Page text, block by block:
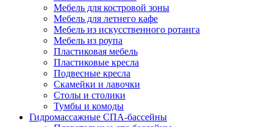
Мебель для костровой зоны
Мебель для летнего кафе
Мебель из искусственного ротанга
Мебель из роупа
Пластиковая мебель
Пластиковые кресла
Подвесные кресла
Скамейки и лавочки
Столы и столики
Тумбы и комоды
Гидромассажные СПА-бассейны